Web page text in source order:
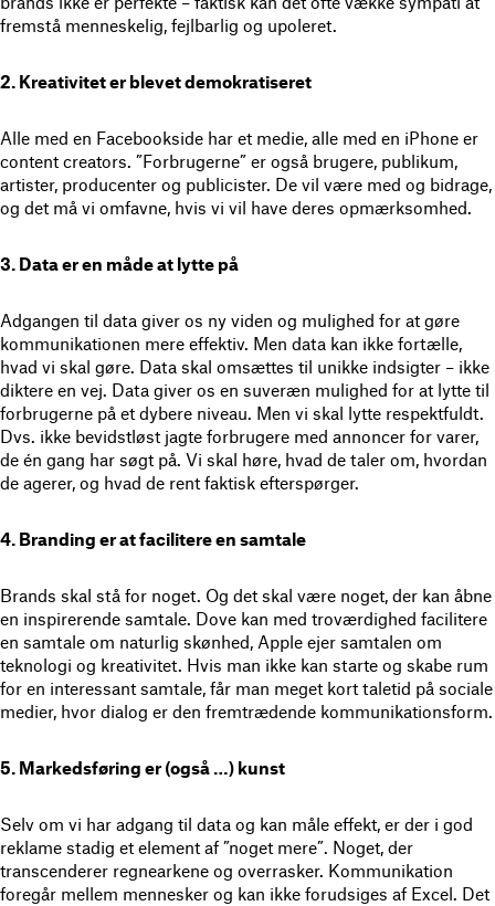
fremstå menneskelig, fejlbarlig og upoleret.
2. Kreativitet er blevet demokratiseret
Alle med en Facebookside har et medie, alle med en iPhone er
content creators. ”Forbrugerne” er også brugere, publikum,
artister, producenter og publicister. De vil være med og bidrage,
og det må vi omfavne, hvis vi vil have deres opmærksomhed.
3. Data er en måde at lytte på
Adgangen til data giver os ny viden og mulighed for at gøre
kommunikationen mere effektiv. Men data kan ikke fortælle,
hvad vi skal gøre. Data skal omsættes til unikke indsigter – ikke
diktere en vej. Data giver os en suveræn mulighed for at lytte til
forbrugerne på et dybere niveau. Men vi skal lytte respektfuldt.
Dvs. ikke bevidstløst jagte forbrugere med annoncer for varer,
de én gang har søgt på. Vi skal høre, hvad de taler om, hvordan
de agerer, og hvad de rent faktisk efterspørger.
4. Branding er at facilitere en samtale
Brands skal stå for noget. Og det skal være noget, der kan åbne
en inspirerende samtale. Dove kan med troværdighed facilitere
en samtale om naturlig skønhed, Apple ejer samtalen om
teknologi og kreativitet. Hvis man ikke kan starte og skabe rum
for en interessant samtale, får man meget kort taletid på sociale
medier, hvor dialog er den fremtrædende kommunikationsform.
5. Markedsføring er (også …) kunst
Selv om vi har adgang til data og kan måle effekt, er der i god
reklame stadig et element af ”noget mere”. Noget, der
transcenderer regnearkene og overrasker. Kommunikation
foregår mellem mennesker og kan ikke forudsiges af Excel. Det